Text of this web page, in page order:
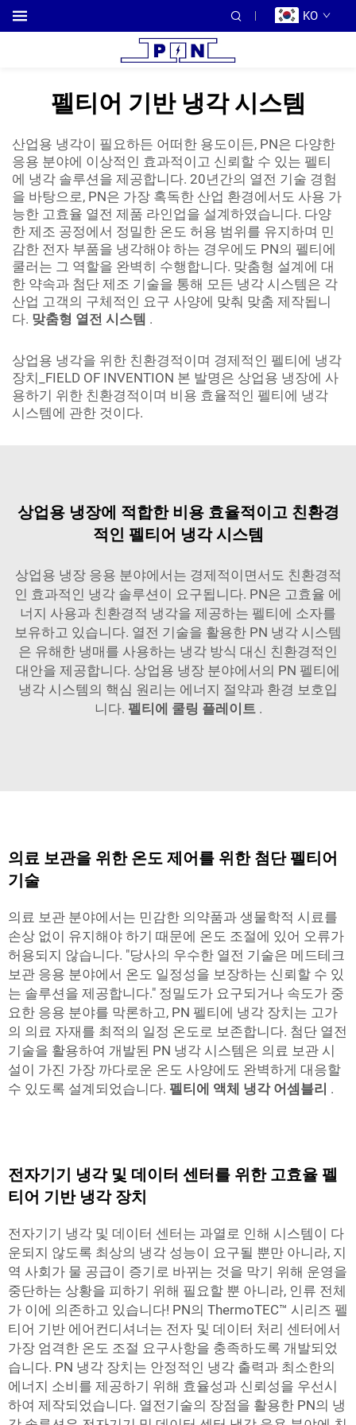
KO
펠티어 기반 냉각 시스템
산업용 냉각이 필요하든 어떠한 용도이든, PN은 다양한
응용 분야에 이상적인 효과적이고 신뢰할 수 있는 펠티
에 냉각 솔루션을 제공합니다. 20년간의 열전 기술 경험
을 바탕으로, PN은 가장 혹독한 산업 환경에서도 사용 가
능한 고효율 열전 제품 라인업을 설계하였습니다. 다양
한 제조 공정에서 정밀한 온도 허용 범위를 유지하며 민
감한 전자 부품을 냉각해야 하는 경우에도 PN의 펠티에
쿨러는 그 역할을 완벽히 수행합니다. 맞춤형 설계에 대
한 약속과 첨단 제조 기술을 통해 모든 냉각 시스템은 각
산업 고객의 구체적인 요구 사양에 맞춰 맞춤 제작됩니
다. 맞춤형 열전 시스템 .
상업용 냉각을 위한 친환경적이며 경제적인 펠티에 냉각
장치_FIELD OF INVENTION 본 발명은 상업용 냉장에 사
용하기 위한 친환경적이며 비용 효율적인 펠티에 냉각
시스템에 관한 것이다.
상업용 냉장에 적합한 비용 효율적이고 친환경
적인 펠티어 냉각 시스템
상업용 냉장 응용 분야에서는 경제적이면서도 친환경적
인 효과적인 냉각 솔루션이 요구됩니다. PN은 고효율 에
너지 사용과 친환경적 냉각을 제공하는 펠티에 소자를
보유하고 있습니다. 열전 기술을 활용한 PN 냉각 시스템
은 유해한 냉매를 사용하는 냉각 방식 대신 친환경적인
대안을 제공합니다. 상업용 냉장 분야에서의 PN 펠티에
냉각 시스템의 핵심 원리는 에너지 절약과 환경 보호입
니다. 펠티에 쿨링 플레이트 .
의료 보관을 위한 온도 제어를 위한 첨단 펠티어
기술
의료 보관 분야에서는 민감한 의약품과 생물학적 시료를
손상 없이 유지해야 하기 때문에 온도 조절에 있어 오류가
허용되지 않습니다. "당사의 우수한 열전 기술은 메드테크
보관 응용 분야에서 온도 일정성을 보장하는 신뢰할 수 있
는 솔루션을 제공합니다." 정밀도가 요구되거나 속도가 중
요한 응용 분야를 막론하고, PN 펠티에 냉각 장치는 고가
의 의료 자재를 최적의 일정 온도로 보존합니다. 첨단 열전
기술을 활용하여 개발된 PN 냉각 시스템은 의료 보관 시
설이 가진 가장 까다로운 온도 사양에도 완벽하게 대응할
수 있도록 설계되었습니다. 펠티에 액체 냉각 어셈블리 .
전자기기 냉각 및 데이터 센터를 위한 고효율 펠
티어 기반 냉각 장치
전자기기 냉각 및 데이터 센터는 과열로 인해 시스템이 다
운되지 않도록 최상의 냉각 성능이 요구될 뿐만 아니라, 지
역 사회가 물 공급이 증기로 바뀌는 것을 막기 위해 운영을
중단하는 상황을 피하기 위해 필요할 뿐 아니라, 인류 전체
가 이에 의존하고 있습니다! PN의 ThermoTEC™ 시리즈 펠
티어 기반 에어컨디셔너는 전자 및 데이터 처리 센터에서
가장 엄격한 온도 조절 요구사항을 충족하도록 개발되었
습니다. PN 냉각 장치는 안정적인 냉각 출력과 최소한의
에너지 소비를 제공하기 위해 효율성과 신뢰성을 우선시
하여 제작되었습니다. 열전기술의 장점을 활용한 PN의 냉